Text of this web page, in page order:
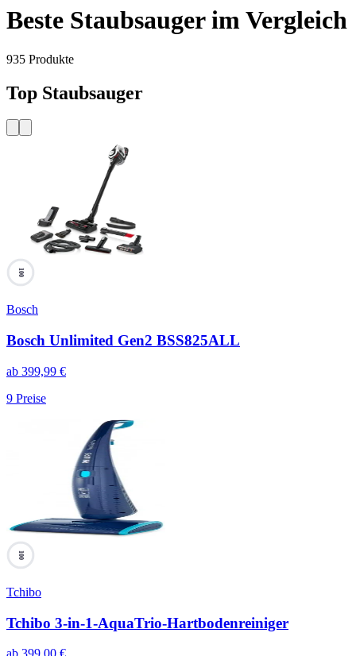
Beste Staubsauger im Vergleich
935 Produkte
Top Staubsauger
100
Bosch
Bosch Unlimited Gen2 BSS825ALL
ab 399,99 €
9 Preise
100
Tchibo
Tchibo 3-in-1-AquaTrio-Hartbodenreiniger